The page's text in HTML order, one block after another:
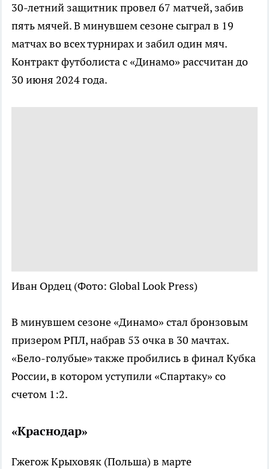
30-летний защитник провел 67 матчей, забив
пять мячей. В минувшем сезоне сыграл в 19
матчах во всех турнирах и забил один мяч.
Контракт футболиста с «Динамо» рассчитан до
30 июня 2024 года.
Иван Ордец (Фото: Global Look Press)
В минувшем сезоне «Динамо» стал бронзовым
призером РПЛ, набрав 53 очка в 30 мачтах.
«Бело-голубые» также пробились в финал Кубка
России, в котором уступили «Спартаку» со
счетом 1:2.
«Краснодар»
Гжегож Крыховяк (Польша) в марте